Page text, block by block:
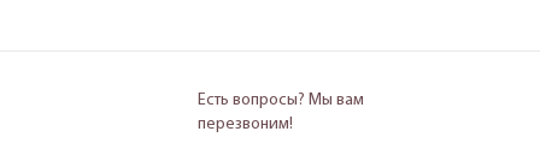
Есть вопросы? Мы вам
перезвоним!